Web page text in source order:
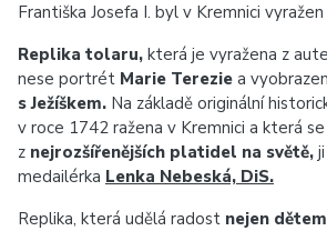
Františka Josefa I. byl v Kremnici vyražen
Replika tolaru, která je vyražena z
nese portrét Marie Terezie a
s Ježíškem. Na základě originální
v roce 1742 ražena v Kremnici a která
z nejrozšířenějších platidel na světě,
medailérka Lenka Nebeská, DiS.
Replika, která udělá radost nejen